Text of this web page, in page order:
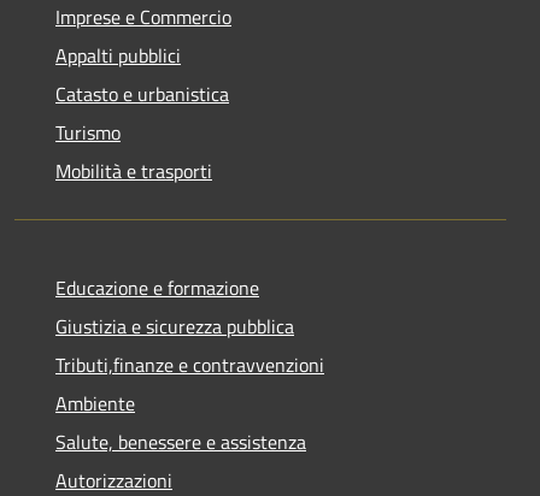
Imprese e Commercio
Appalti pubblici
Catasto e urbanistica
Turismo
Mobilità e trasporti
Educazione e formazione
Giustizia e sicurezza pubblica
Tributi,finanze e contravvenzioni
Ambiente
Salute, benessere e assistenza
Autorizzazioni